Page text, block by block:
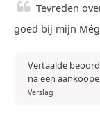
Tevreden
goed bij mijn
Vertaalde
na een
Verslag